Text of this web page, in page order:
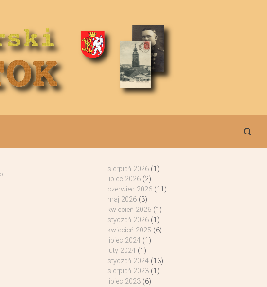
sierpień 2026(1)
lipiec 2026(2)
czerwiec 2026(11)
maj 2026(3)
kwiecień 2026(1)
styczeń 2026(1)
kwiecień 2025 (6)
lipiec 2024(1)
luty 2024(1)
styczeń 2024(13)
sierpień 2023(1)
lipiec 2023(6)